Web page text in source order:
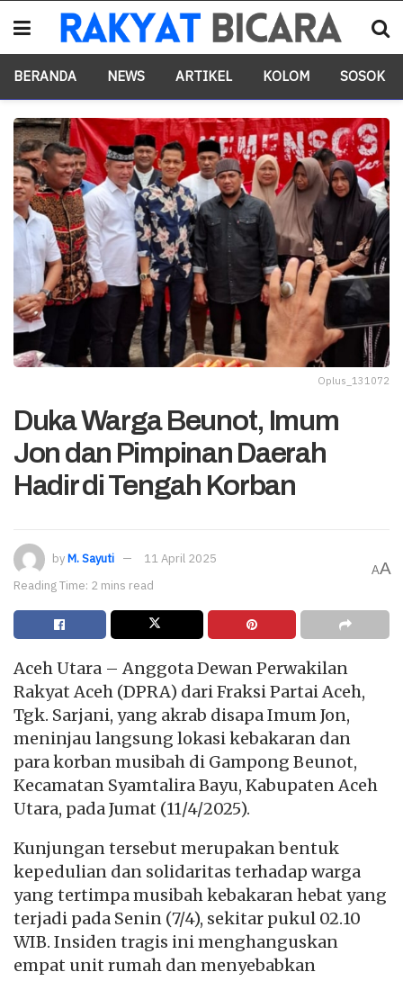
BERANDA NEWS ARTIKEL KOLOM SOSOK
Oplus_131072
Duka Warga Beunot, Imum
Jon dan Pimpinan Daerah
Hadir di Tengah Korban
byM. Sayuti
11 April 2025
Reading Time: 2 mins read
AA
Aceh Utara – Anggota Dewan Perwakilan
Rakyat Aceh (DPRA) dari Fraksi Partai Aceh,
Tgk. Sarjani, yang akrab disapa Imum Jon,
meninjau langsung lokasi kebakaran dan
para korban musibah di Gampong Beunot,
Kecamatan Syamtalira Bayu, Kabupaten Aceh
Utara, pada Jumat (11/4/2025).
Kunjungan tersebut merupakan bentuk
kepedulian dan solidaritas terhadap warga
yang tertimpa musibah kebakaran hebat yang
terjadi pada Senin (7/4), sekitar pukul 02.10
WIB. Insiden tragis ini menghanguskan
empat unit rumah dan menyebabkan